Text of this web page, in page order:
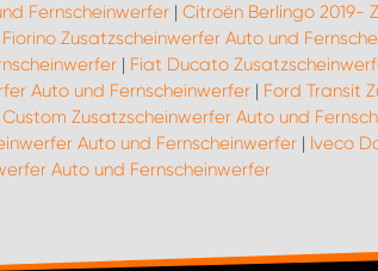
Fernscheinwerfer| Citroën Berlingo 2019-
Zusatzscheinwerfer Auto und
| Fiat Ducato
Auto und Fernscheinwerfer| Ford Transit
Zusatzscheinwerfer Auto und
Auto und Fernscheinwerfer | Iveco
Auto und Fernscheinwerfer